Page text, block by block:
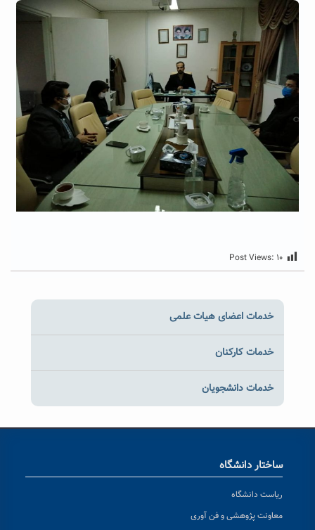
Post Views: ۱۰
خدمات اعضای هیات علمی
خدمات کارکنان
خدمات دانشجویان
ساختار دانشگاه
ریاست دانشگاه
معاونت پژوهشی و فن آوری